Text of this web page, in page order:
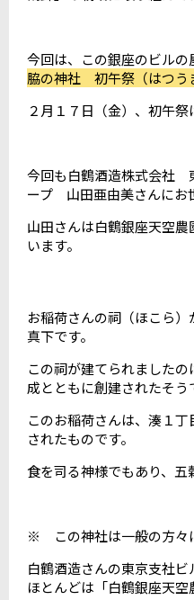
今回は、この銀座のビルの
脇の神社 初午祭（はつう
２月１７日（金）、初午祭
今回も白鶴酒造株式会社
ープ 山田亜由美さんにお
山田さんは白鶴銀座天空
います。
お稲荷さんの祠（ほこら
真下です。
この祠が建てられました
成とともに創建されたそう
このお稲荷さんは、湊１
されたものです。
食を司る神様でもあり、五
※ この神社は一般の方々
白鶴酒造さんの東京支社
ほとんどは「白鶴銀座天空